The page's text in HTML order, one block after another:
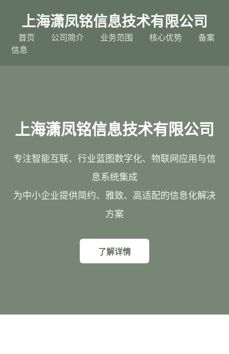
上海潇凤铭信息技术有限公司
首页 公司简介 业务范围 核心优势
备案
信息
上海潇凤铭信息技术有限公司
专注智能互联、行业蓝图数字化、物联网应用与信
息系统集成
为中小企业提供简约、雅致、高适配的信息化解决
方案
了解详情